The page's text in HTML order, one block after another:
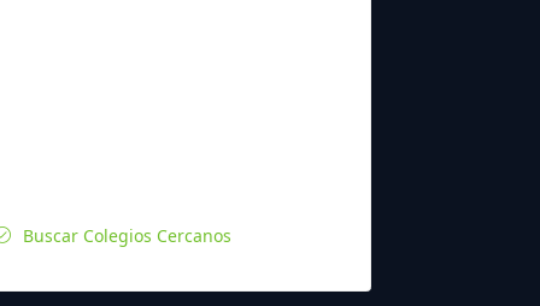
Buscar Colegios Cercanos